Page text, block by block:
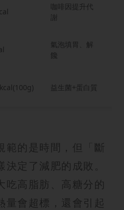
咖啡因提升代
謝
氣泡填胃、解
饞
益生菌+蛋白質
範的是時間，但「斷
定了減肥的成敗。
吃高脂肪、高糖分的
量會超標，還會引起